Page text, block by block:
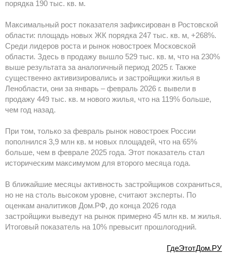
порядка 190 тыс. кв. м.
Максимальный рост показателя зафиксирован в Ростовской
области: площадь новых ЖК порядка 247 тыс. кв. м, +268%.
Среди лидеров роста и рынок новостроек Московской
области. Здесь в продажу вышло 529 тыс. кв. м, что на 230%
выше результата за аналогичный период 2025 г. Также
существенно активизировались и застройщики жилья в
Ленобласти, они за январь – февраль 2026 г. вывели в
продажу 449 тыс. кв. м нового жилья, что на 119% больше,
чем год назад.
При том, только за февраль рынок новостроек России
пополнился 3,9 млн кв. м новых площадей, что на 65%
больше, чем в феврале 2025 года. Этот показатель стал
историческим максимумом для второго месяца года.
В ближайшие месяцы активность застройщиков сохраниться,
но не на столь высоком уровне, считают эксперты. По
оценкам аналитиков Дом.РФ, до конца 2026 года
застройщики выведут на рынок примерно 45 млн кв. м жилья.
Итоговый показатель на 10% превысит прошлогодний.
ГдеЭтотДом.РУ